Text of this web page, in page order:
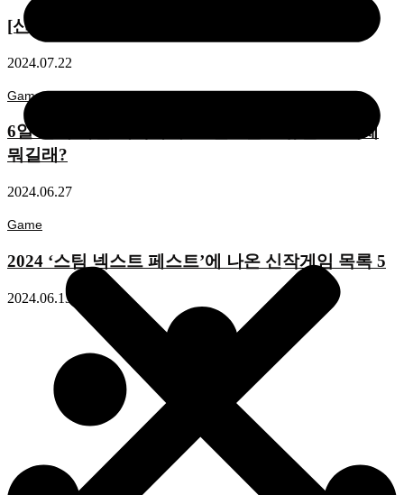
[신작게임] 지금 꼭 해봐야 할 신작 게임 3개
2024.07.22
Game
6일 만에 사전 예약자 1,200만! ‘원스 휴먼’ 도대체
뭐길래?
2024.06.27
Game
2024 ‘스팀 넥스트 페스트’에 나온 신작게임 목록 5
2024.06.13